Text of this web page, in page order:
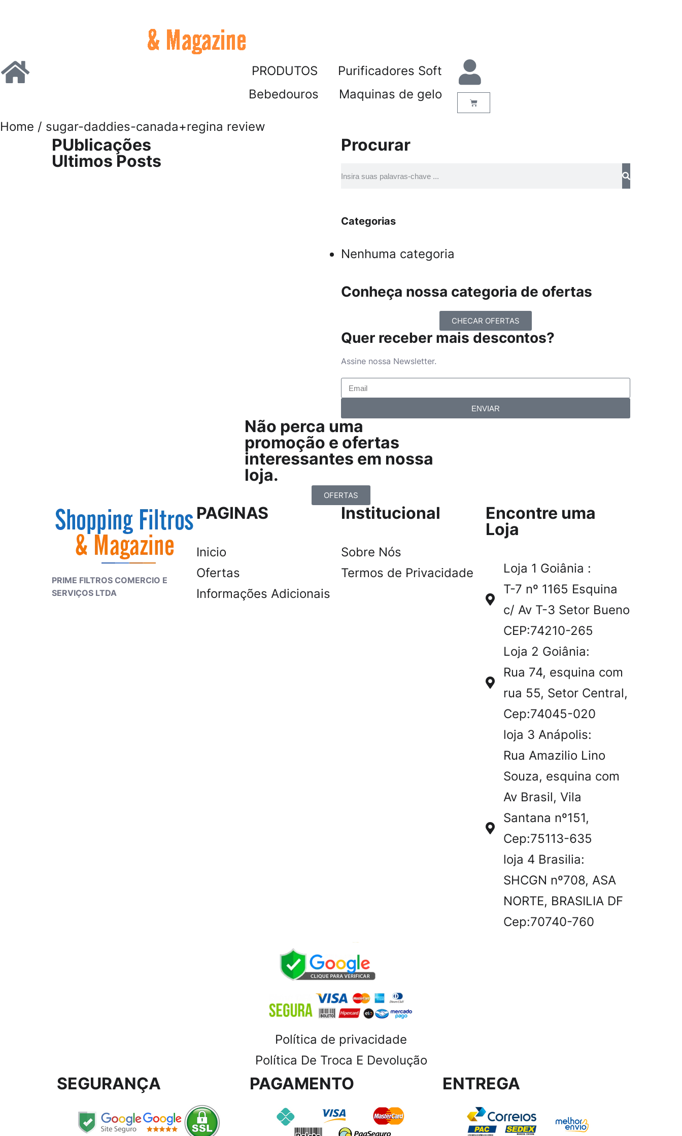
PRODUTOS
Purificadores Soft
Bebedouros
Maquinas de gelo
Home / sugar-daddies-canada+regina review
PUblicações
Ultimos Posts
Procurar
Categorias
Nenhuma categoria
Conheça nossa categoria de ofertas
CHECAR OFERTAS
Quer receber mais descontos?
Assine nossa Newsletter.
ENVIAR
Não perca uma
promoção e ofertas
interessantes em nossa
loja.
OFERTAS
PRIME FILTROS COMERCIO E
SERVIÇOS LTDA
PAGINAS
Inicio
Ofertas
Informações Adicionais
Institucional
Sobre Nós
Termos de Privacidade
Encontre uma
Loja
Loja 1 Goiânia :
T-7 nº 1165 Esquina
c/ Av T-3 Setor Bueno
CEP:74210-265
Loja 2 Goiânia:
Rua 74, esquina com
rua 55, Setor Central,
Cep:74045-020
loja 3 Anápolis:
Rua Amazilio Lino
Souza, esquina com
Av Brasil, Vila
Santana nº151,
Cep:75113-635
loja 4 Brasilia:
SHCGN nº708, ASA
NORTE, BRASILIA DF
Cep:70740-760
Política de privacidade
Política De Troca E Devolução
SEGURANÇA PAGAMENTO ENTREGA